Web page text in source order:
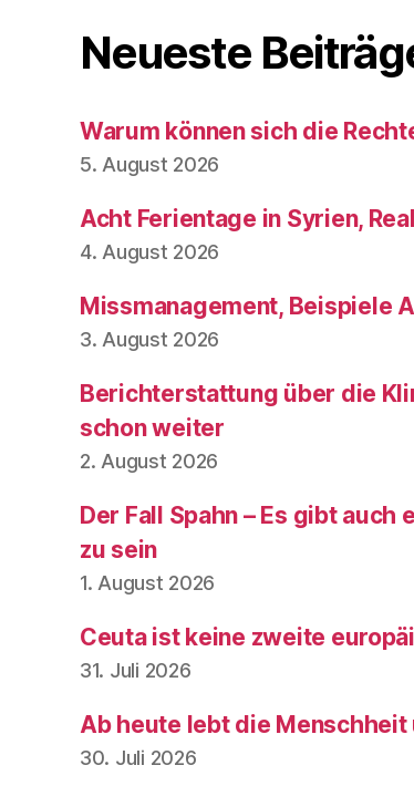
Neueste
Warum können sich die
5. August 2026
Acht Ferientage in Syrien,
4. August 2026
Missmanagement, Beispiele
3. August 2026
Berichterstattung über die
schon weiter
2. August 2026
Der Fall Spahn – Es gibt auch
zu sein
1. August 2026
Ceuta ist keine zweite
31. Juli 2026
Ab heute lebt die
30. Juli 2026